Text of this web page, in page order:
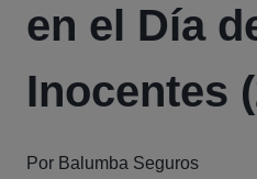
en el Día
Inocentes
Por Balumba Seguros